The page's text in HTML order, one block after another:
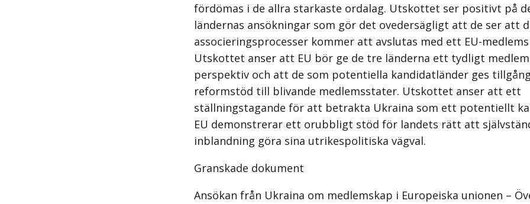
fördömas i de allra starkaste ordalag. Utskottet ser positivt på
ländernas ansökningar som gör det ovedersägligt att de ser att
associerings­processer kommer att avslutas med ett EU-
Utskottet anser att EU bör ge de tre länderna ett tydligt
perspektiv och att de som potentiella kandidatländer ges
reformstöd till blivande medlemsstater. Utskottet anser att ett
ställningstagande för att betrakta Ukraina som ett potentiellt
EU demonstrerar ett orubbligt stöd för landets rätt att
inblandning göra sina utrikespolitiska vägval.
Granskade dokument
Ansökan från Ukraina om medlemskap i Europeiska unionen –